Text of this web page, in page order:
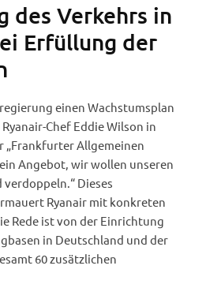
des Verkehrs in
Erfüllung der
einen Wachstumsplan
Chef Eddie Wilson in
„Frankfurter Allgemeinen
Angebot, wir wollen unseren
Dieses
Ryanair mit konkreten
Rede ist von der Einrichtung
in Deutschland und der
60 zusätzlichen